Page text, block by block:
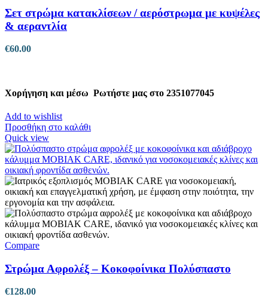
Σετ στρώμα κατακλίσεων / αερόστρωμα με κυψέλες
& αεραντλία
€60.00
Χορήγηση και μέσω Ρωτήστε μας στο 2351077045
Add to wishlist
Προσθήκη στο καλάθι
Quick view
Compare
Στρώμα Αφρολέξ – Κοκοφοίνικα Πολύσπαστο
€128.00